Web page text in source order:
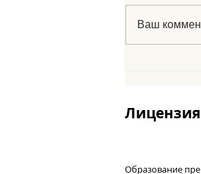
Le fabole
Ваш
Образование